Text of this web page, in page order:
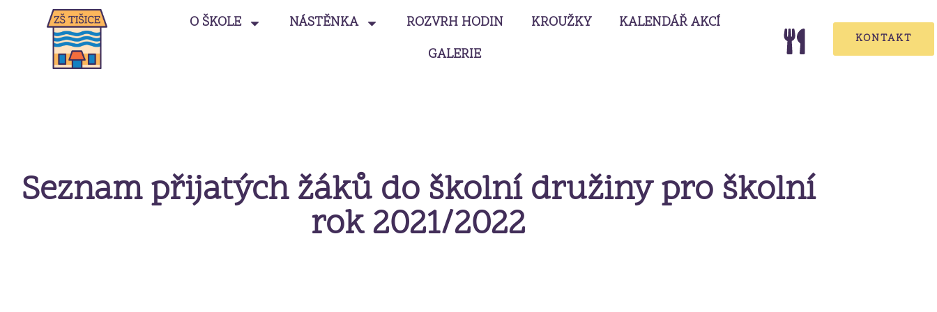
O ŠKOLE NÁSTĚNKA ROZVRH HODIN KROUŽKY
KALENDÁŘ AKCÍ
GALERIE
KONTAKT
Seznam přijatých žáků do školní družiny pro školní
rok 2021/2022